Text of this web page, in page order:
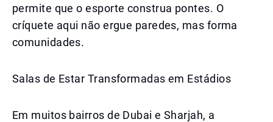
permite que o esporte construa pontes. O
críquete aqui não ergue paredes, mas forma
comunidades.
Salas de Estar Transformadas em Estádios
Em muitos bairros de Dubai e Sharjah, a